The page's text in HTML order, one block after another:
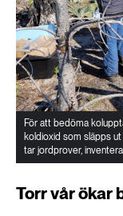
För att bedöma
koldioxid som släpps
tar jordprover,
Torr vår ökar